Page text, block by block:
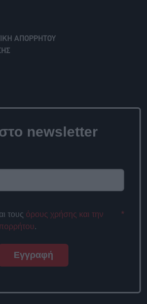
ΑΠΟΡΡΗΤΟΥ
newsletter
τους όρους χρήσης και την
.
*
Εγγραφή